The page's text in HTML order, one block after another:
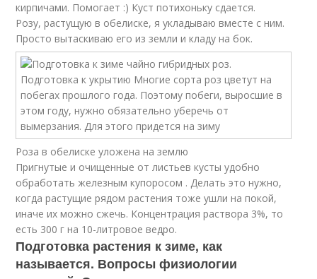
кирпичами. Помогает :) Куст потихоньку сдается.
Розу, растущую в обелиске, я укладываю вместе с ним.
Просто вытаскиваю его из земли и кладу на бок.
Роза в обелиске уложена на землю
Пригнутые и очищенные от листьев кусты удобно
обработать железным купоросом . Делать это нужно,
когда растущие рядом растения тоже ушли на покой,
иначе их можно сжечь. Концентрация раствора 3%, то
есть 300 г на 10-литровое ведро.
Подготовка растения к зиме, как
называется. Вопросы физиологии